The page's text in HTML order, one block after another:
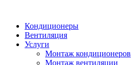
Кондиционеры
Вентиляция
Услуги
Монтаж кондиционеров
Монтаж вентиляции